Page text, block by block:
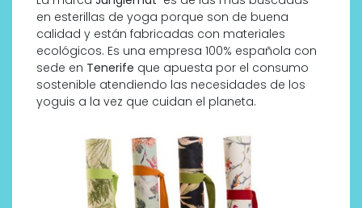
en esterillas de yoga porque son de buena
calidad y están fabricadas con materiales
ecológicos. Es una empresa 100% española con
sede en Tenerife que apuesta por el consumo
sostenible atendiendo las necesidades de los
yoguis a la vez que cuidan el planeta.